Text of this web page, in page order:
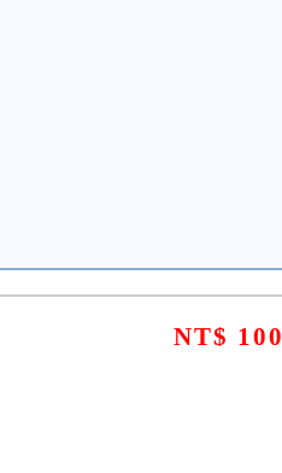
NT$ 100